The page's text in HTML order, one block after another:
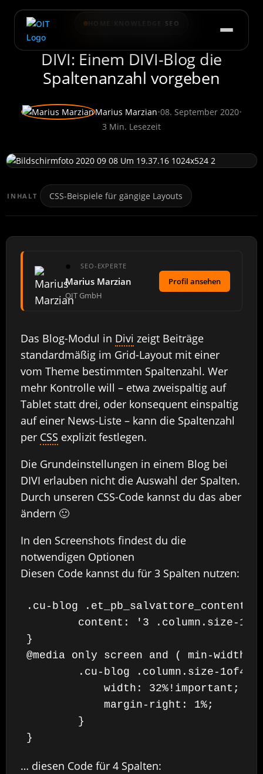
SEO
DIVI: Einem DIVI-Blog die
Spaltenanzahl vorgeben
Marius Marzian•08. September 2020•
3 Min. Lesezeit
INHALT CSS-Beispiele für gängige Layouts
SEO-EXPERTE
Marius Marzian
OIT GmbH
Profil ansehen
Das Blog-Modul in Divi zeigt Beiträge
standardmäßig im Grid-Layout mit einer
vom Theme bestimmten Spaltenzahl. Wer
mehr Kontrolle will – etwa zweispaltig auf
Tablet statt drei, oder konsequent einspaltig
auf einer News-Liste – kann die Spaltenzahl
per CSS explizit festlegen.
Die Grundeinstellungen in einem Blog bei
DIVI erlauben nicht die Auswahl der Spalten.
Durch unseren CSS-Code kannst du das aber
ändern 🙂
In den Screenshots findest du die
notwendigen Optionen
Diesen Code kannst du für 3 Spalten nutzen:
.cu-blog
}
@media only screen and ( min-width:
}
… diesen Code für 4 Spalten: